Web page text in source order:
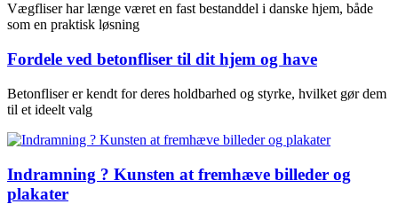
Vægfliser har længe været en fast bestanddel i danske hjem, både
som en praktisk løsning
Fordele ved betonfliser til dit hjem og have
Betonfliser er kendt for deres holdbarhed og styrke, hvilket gør dem
til et ideelt valg
Indramning ? Kunsten at fremhæve billeder og
plakater